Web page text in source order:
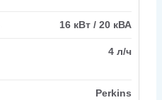
16 кВт / 20 кВА
4 л/ч
Perkins